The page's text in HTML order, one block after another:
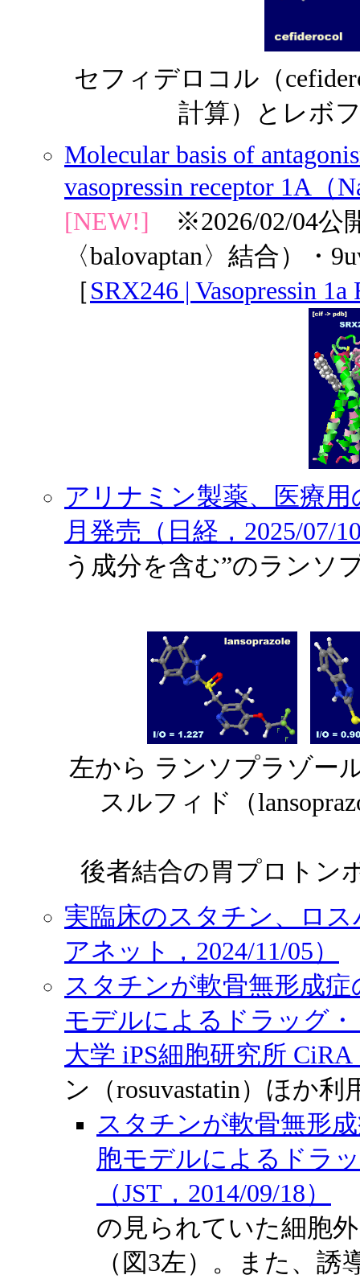
セフィデロコル（
計算）とレボ
Molecular basis of
vasopressin receptor 1A（
[NEW!] ※2026/02/04公
〈balovaptan〉結合）
［SRX246 | Vasopressin
アリナミン製薬、医療
月発売（日経，2025/07/
う成分を含む”のランソ
左から ランソプラゾー
スルフィド（
後者結合の胃プロトン
実臨床のスタチン、ロ
アネット，2024/11/05）
スタチンが軟骨無形成
モデルによるドラッグ
大学 iPS細胞研究所 CiRA
ン（rosuvastatin）ほか
スタチンが軟骨無形
胞モデルによるドラ
（JST，2014/09/18）
の見られていた細胞
（図3左）。また、